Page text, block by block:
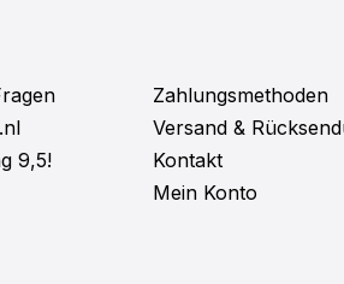
9,5!
Zahlungsmethoden
Versand &
Kontakt
Mein Konto